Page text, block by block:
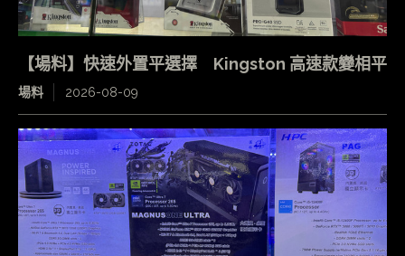
【場料】快速外置平選擇 Kingston 高速款變相平
場料 2026-08-09